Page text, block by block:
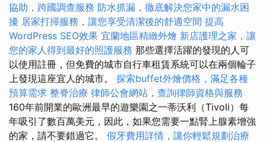
協助，跨國調查服務 防水抓漏，徹底解決您家中的漏水困
擾 居家打掃服務，讓您享受清潔後的舒適空間 提高
WordPress SEO效果 宜蘭地區精緻外燴 新店護理之家，讓
您的家人得到最好的照護服務 那些選擇活躍的發現的人可
以使用註冊，但免費的城市自行車租賃系統可以在兩個輪子
上發現這座宜人的城市。 探索buffet外燴價格，滿足各種
預算需求 整脊治療 律師公會網站，查詢律師資格與服務
160年前開業的歐洲最早的遊樂園之一蒂沃利（Tivoli）每
年吸引了數百萬美元，因此，如果您需要一點腎上腺素增強
的家，請不要錯過它。 假牙費用詳情，讓你輕鬆規劃治療